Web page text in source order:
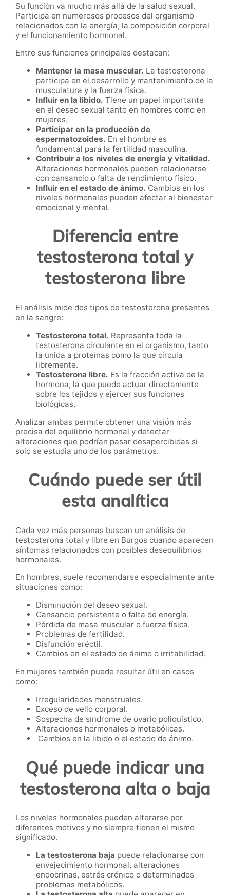
Su función va mucho más allá de la salud sexual.
Participa en numerosos procesos del organismo
relacionados con la energía, la composición corporal
y el funcionamiento hormonal.
Entre sus funciones principales destacan:
Mantener la masa muscular. La testosterona
participa en el desarrollo y mantenimiento de la
musculatura y la fuerza física.
Influir en la libido. Tiene un papel importante
en el deseo sexual tanto en hombres como en
mujeres.
Participar en la producción de
espermatozoides. En el hombre es
fundamental para la fertilidad masculina.
Contribuir a los niveles de energía y vitalidad.
Alteraciones hormonales pueden relacionarse
con cansancio o falta de rendimiento físico.
Influir en el estado de ánimo. Cambios en los
niveles hormonales pueden afectar al bienestar
emocional y mental.
Diferencia entre
testosterona total y
testosterona libre
El análisis mide dos tipos de testosterona presentes
en la sangre:
Testosterona total. Representa toda la
testosterona circulante en el organismo, tanto
la unida a proteínas como la que circula
libremente.
Testosterona libre. Es la fracción activa de la
hormona, la que puede actuar directamente
sobre los tejidos y ejercer sus funciones
biológicas.
Analizar ambas permite obtener una visión más
precisa del equilibrio hormonal y detectar
alteraciones que podrían pasar desapercibidas si
solo se estudia uno de los parámetros.
Cuándo puede ser útil
esta analítica
Cada vez más personas buscan un análisis de
testosterona total y libre en Burgos cuando aparecen
síntomas relacionados con posibles desequilibrios
hormonales.
En hombres, suele recomendarse especialmente ante
situaciones como:
Disminución del deseo sexual.
Cansancio persistente o falta de energía.
Pérdida de masa muscular o fuerza física.
Problemas de fertilidad.
Disfunción eréctil.
Cambios en el estado de ánimo o irritabilidad.
En mujeres también puede resultar útil en casos
como:
Irregularidades menstruales.
Exceso de vello corporal.
Sospecha de síndrome de ovario poliquístico.
Alteraciones hormonales o metabólicas.
Cambios en la libido o el estado de ánimo.
Qué puede indicar una
testosterona alta o baja
Los niveles hormonales pueden alterarse por
diferentes motivos y no siempre tienen el mismo
significado.
La testosterona baja puede relacionarse con
envejecimiento hormonal, alteraciones
endocrinas, estrés crónico o determinados
problemas metabólicos.